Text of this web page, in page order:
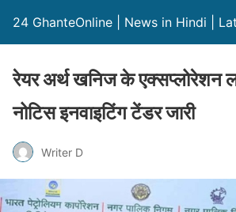
24 GhanteOnline | News in Hindi |
रेयर अर्थ खनिज के एक्सप्लोरेशन
नोटिस इनवाइटिंग टेंडर जारी
Writer D